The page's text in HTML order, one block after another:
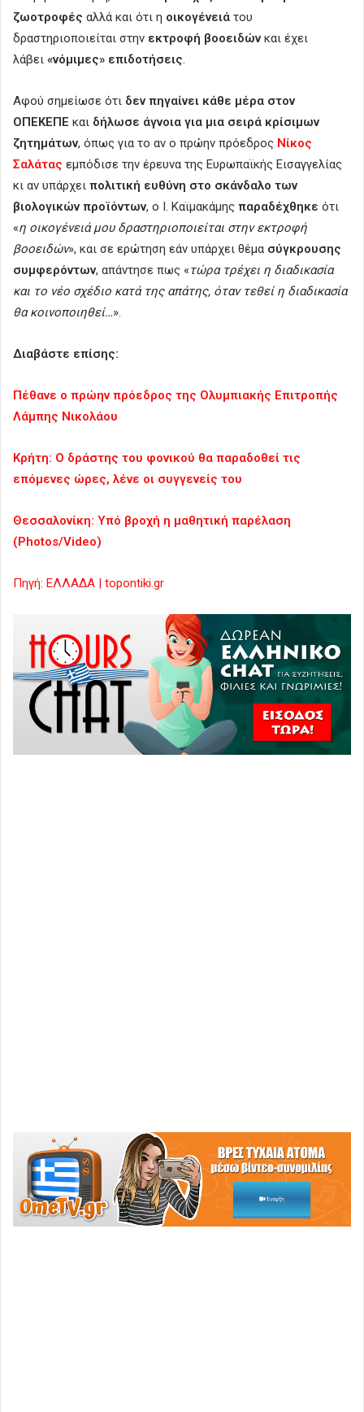
ζωοτροφές αλλά και ότι η οικογένειά του
δραστηριοποιείται στην εκτροφή βοοειδών και έχει
λάβει «νόμιμες» επιδοτήσεις.
Αφού σημείωσε ότι δεν πηγαίνει κάθε μέρα στον
ΟΠΕΚΕΠΕ και δήλωσε άγνοια για μια σειρά κρίσιμων
ζητημάτων, όπως για το αν ο πρώην πρόεδρος Νίκος
Σαλάτας εμπόδισε την έρευνα της Ευρωπαϊκής Εισαγγελίας
κι αν υπάρχει πολιτική ευθύνη στο σκάνδαλο των
βιολογικών προϊόντων, ο Ι. Καϊμακάμης παραδέχθηκε ότι
«η οικογένειά μου δραστηριοποιείται στην εκτροφή
βοοειδών», και σε ερώτηση εάν υπάρχει θέμα σύγκρουσης
συμφερόντων, απάντησε πως «τώρα τρέχει η διαδικασία
και το νέο σχέδιο κατά της απάτης, όταν τεθεί η διαδικασία
θα κοινοποιηθεί…».
Διαβάστε επίσης:
Πέθανε ο πρώην πρόεδρος της Ολυμπιακής Επιτροπής
Λάμπης Νικολάου
Κρήτη: O δράστης του φονικού θα παραδοθεί τις
επόμενες ώρες, λένε οι συγγενείς του
Θεσσαλονίκη: Υπό βροχή η μαθητική παρέλαση
(Photos/Video)
Πηγή: ΕΛΛΑΔΑ | topontiki.gr